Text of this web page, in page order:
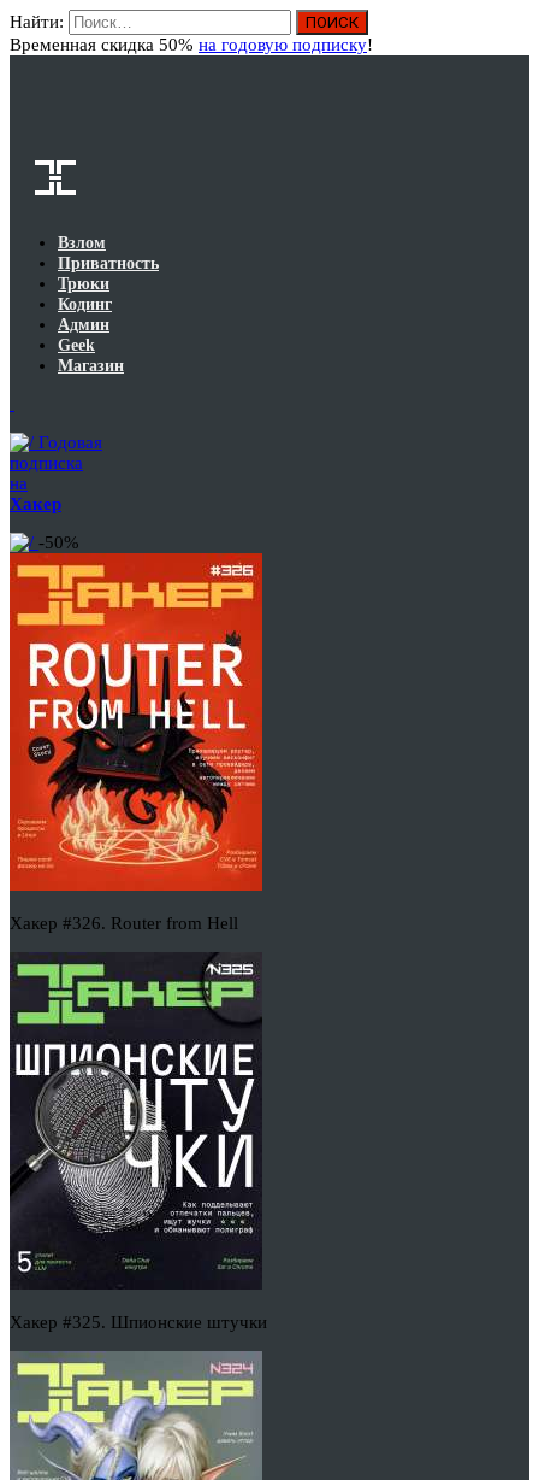
Найти:
Временная скидка 50% на годовую подписку!
Взлом
Приватность
Трюки
Кодинг
Админ
Geek
Магазин
Годовая
подписка
на
Хакер
-50%
Хакер #326. Router from Hell
Хакер #325. Шпионские штучки